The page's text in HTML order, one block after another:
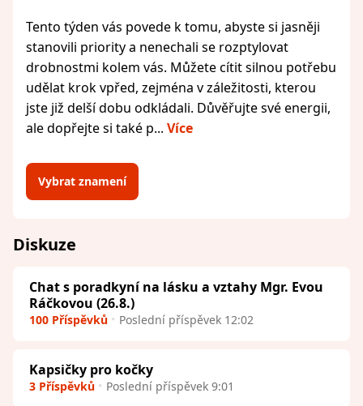
Tento týden vás povede k tomu, abyste si jasněji
stanovili priority a nenechali se rozptylovat
drobnostmi kolem vás. Můžete cítit silnou potřebu
udělat krok vpřed, zejména v záležitosti, kterou
jste již delší dobu odkládali. Důvěřujte své energii,
ale dopřejte si také p... Více
Vybrat znamení
Diskuze
Chat s poradkyní na lásku a vztahy Mgr. Evou
Ráčkovou (26.8.)
100 Příspěvků Poslední příspěvek 12:02
Kapsičky pro kočky
3 Příspěvků Poslední příspěvek 9:01